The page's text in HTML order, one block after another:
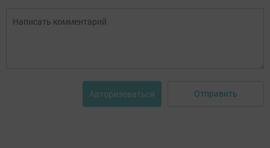
Авторизоваться Отправить